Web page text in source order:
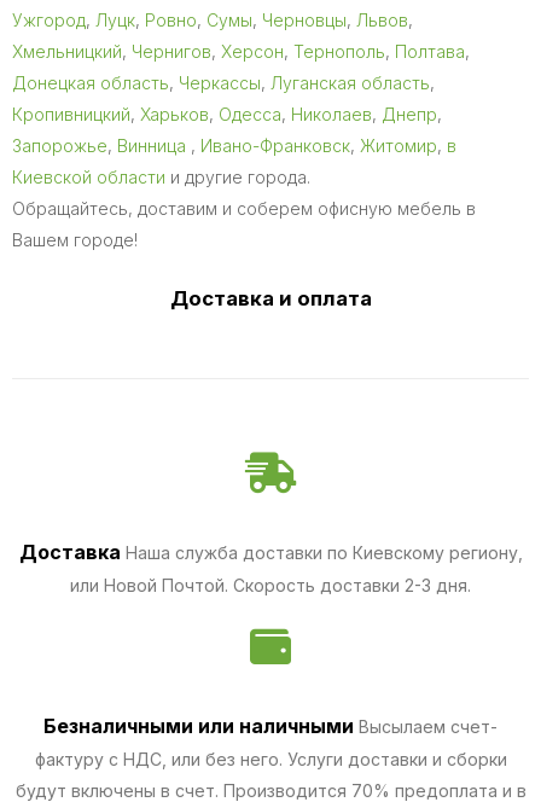
Ужгород, Луцк, Ровно, Сумы, Черновцы, Львов,
Хмельницкий, Чернигов, Херсон, Тернополь, Полтава,
Донецкая область, Черкассы, Луганская область,
Кропивницкий, Харьков, Одесса, Николаев, Днепр,
Запорожье, Винница , Ивано-Франковск, Житомир, в
Киевской области и другие города.
Обращайтесь, доставим и соберем офисную мебель в
Вашем городе!
Доставка и оплата
Доставка Наша служба доставки по Киевскому региону,
или Новой Почтой. Скорость доставки 2-3 дня.
Безналичными или наличными Высылаем счет-
фактуру с НДС, или без него. Услуги доставки и сборки
будут включены в счет. Производится 70% предоплата и в